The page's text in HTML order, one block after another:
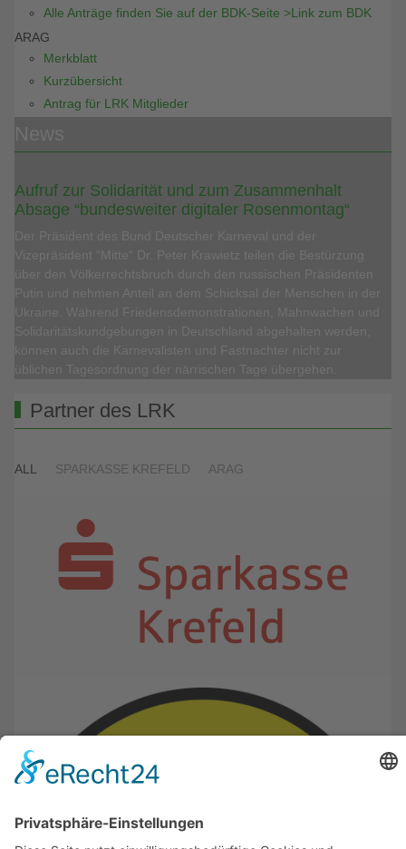
Alle Anträge finden Sie auf der BDK-Seite >Link zum BDK
ARAG
Merkblatt
Kurzübersicht
Antrag für LRK Mitglieder
Aufruf zur Solidarität und zum Zusammenhalt
Absage “bundesweiter digitaler Rosenmontag“
Partner des LRK
ALL SPARKASSE KREFELD ARAG